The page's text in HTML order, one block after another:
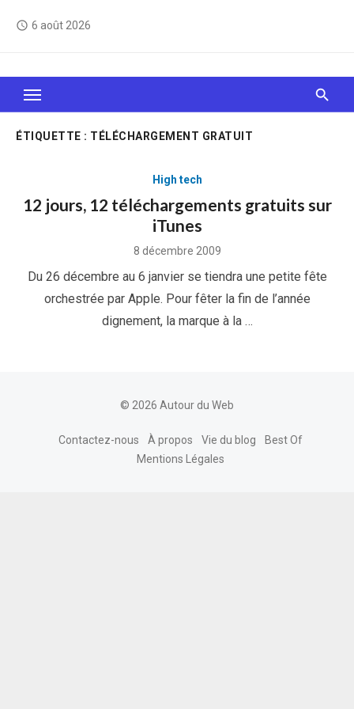
access_time 6 août 2026
Le Web, c'est comme une boîte de chocolats… On
sait jamais sur quoi on va tomber !
ÉTIQUETTE : TÉLÉCHARGEMENT GRATUIT
High tech
12 jours, 12 téléchargements gratuits sur
iTunes
Posted
8 décembre 2009
Du 26 décembre au 6 janvier se tiendra une petite fête
orchestrée par Apple. Pour fêter la fin de l’année
dignement, la marque à la …
© 2026 Autour du Web
Contactez-nous À propos Vie du blog
Best Of
Mentions Légales